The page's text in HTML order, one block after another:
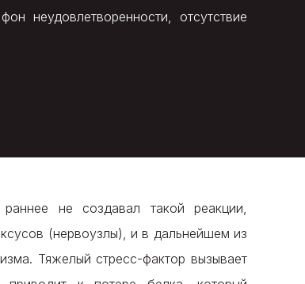
неудовлетворенности, отсутствие
не создавал такой реакции,
(нервоузлы), и в дальнейшем из
Тяжелый стресс-фактор вызывает